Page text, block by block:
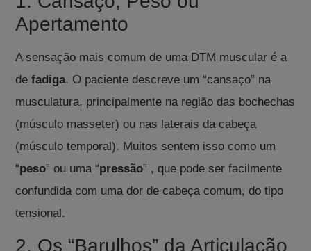
Apertamento
A sensação mais comum de uma DTM muscular é a
de fadiga. O paciente descreve um “cansaço” na
musculatura, principalmente na região das bochechas
(músculo masseter)ou nas laterais da cabeça
(músculo temporal). Muitos sentem isso como um
“peso” ou uma “pressão” , que pode ser facilmente
confundida com uma dor de cabeça comum, do tipo
tensional.
2. Os “Barulhos” da Articulação